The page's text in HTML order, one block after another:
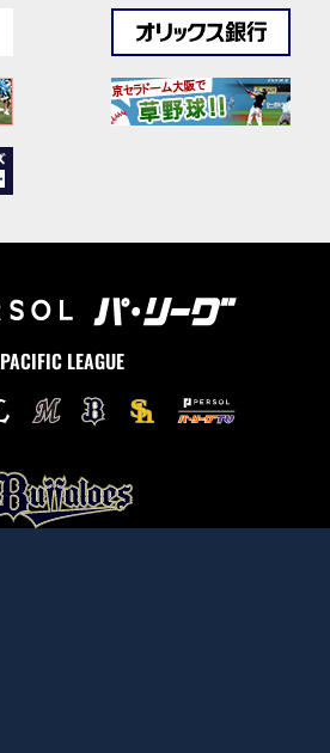
PACIFIC LEAGUE